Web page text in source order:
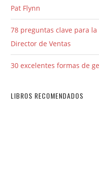
Pat Flynn
78 preguntas clave para
Director de Ventas
30 excelentes formas de
LIBROS RECOMENDADOS